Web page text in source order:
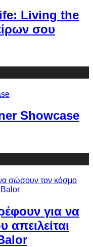
Living the
σου
Showcase
για να